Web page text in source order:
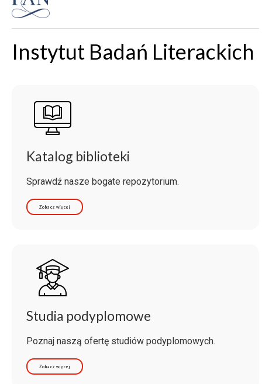
Instytut Badań Literackich
Katalog biblioteki
Sprawdź nasze bogate repozytorium.
Zobacz więcej
Studia podyplomowe
Poznaj naszą ofertę studiów podyplomowych.
Zobacz więcej